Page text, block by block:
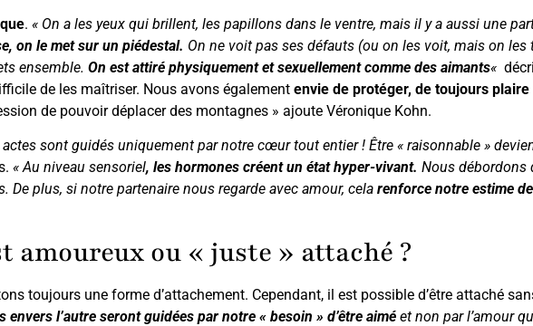
. « On a les yeux qui brillent, les papillons dans le ventre, mais il y a aussi une
on le met sur un piédestal. On ne voit pas ses défauts (ou on les voit, mais on les
ensemble. On est attiré physiquement et sexuellement comme des aimants«
de les maîtriser. Nous avons également envie de protéger, de toujours plaire
de pouvoir déplacer des montagnes » ajoute Véronique Kohn.
sont guidés uniquement par notre cœur tout entier ! Être « raisonnable »
« Au niveau sensoriel, les hormones créent un état hyper-vivant. Nous débordons
plus, si notre partenaire nous regarde avec amour, cela renforce notre estime
amoureux ou « juste » attaché ?
toujours une forme d’attachement. Cependant, il est possible d’être attaché
envers l’autre seront guidées par notre « besoin » d’être aimé et non par l’amour